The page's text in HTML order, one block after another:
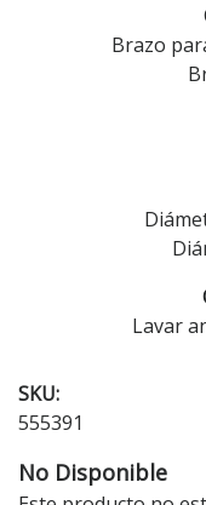
Brazo
Lavar
SKU:
555391
No Disponible